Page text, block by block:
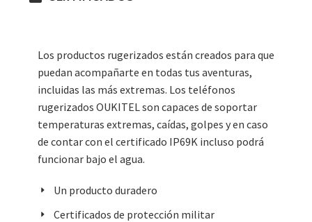
Los productos rugerizados están creados para que
puedan acompañarte en todas tus aventuras,
incluidas las más extremas. Los teléfonos
rugerizados OUKITEL son capaces de soportar
temperaturas extremas, caídas, golpes y en caso
de contar con el certificado IP69K incluso podrá
funcionar bajo el agua.
Un producto duradero
Certificados de protección militar